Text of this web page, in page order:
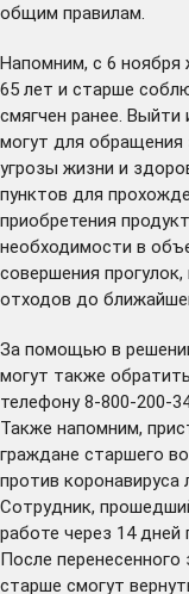
общим правилам.
Напомним, с 6 ноября
65 лет и старше
смягчен ранее .
могут для
угрозы жизни и
пунктов для
приобретения
необходимости в
совершения
отходов до
За помощью в
могут также
телефону 8-800-200-
Также напомним,
граждане старшего
против коронавируса
Сотрудник,
работе через 14 дней
После перенесенного
старше смогут